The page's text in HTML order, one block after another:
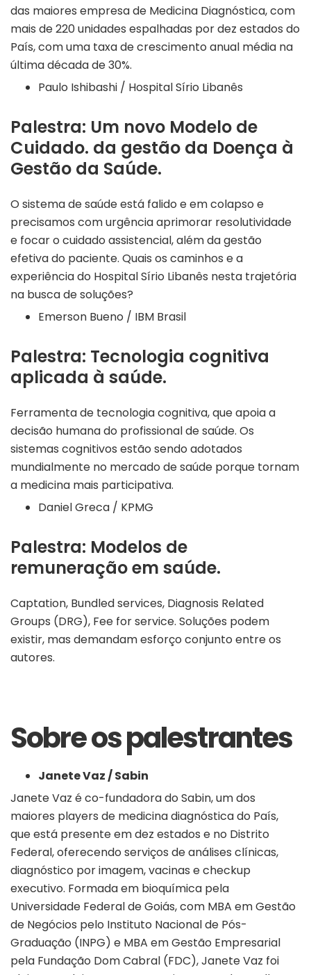
das maiores empresa de Medicina Diagnóstica, com
mais de 220 unidades espalhadas por dez estados do
País, com uma taxa de crescimento anual média na
última década de 30%.
Paulo Ishibashi / Hospital Sírio Libanês
Palestra: Um novo Modelo de
Cuidado. da gestão da Doença à
Gestão da Saúde.
O sistema de saúde está falido e em colapso e
precisamos com urgência aprimorar resolutividade
e focar o cuidado assistencial, além da gestão
efetiva do paciente. Quais os caminhos e a
experiência do Hospital Sírio Libanês nesta trajetória
na busca de soluções?
Emerson Bueno / IBM Brasil
Palestra: Tecnologia cognitiva
aplicada à saúde.
Ferramenta de tecnologia cognitiva, que apoia a
decisão humana do profissional de saúde. Os
sistemas cognitivos estão sendo adotados
mundialmente no mercado de saúde porque tornam
a medicina mais participativa.
Daniel Greca / KPMG
Palestra: Modelos de
remuneração em saúde.
Captation, Bundled services, Diagnosis Related
Groups (DRG), Fee for service. Soluções podem
existir, mas demandam esforço conjunto entre os
autores.
Sobre os palestrantes
Janete Vaz / Sabin
Janete Vaz é co-fundadora do Sabin, um dos
maiores players de medicina diagnóstica do País,
que está presente em dez estados e no Distrito
Federal, oferecendo serviços de análises clínicas,
diagnóstico por imagem, vacinas e checkup
executivo. Formada em bioquímica pela
Universidade Federal de Goiás, com MBA em Gestão
de Negócios pelo Instituto Nacional de Pós-
Graduação (INPG) e MBA em Gestão Empresarial
pela Fundação Dom Cabral (FDC), Janete Vaz foi